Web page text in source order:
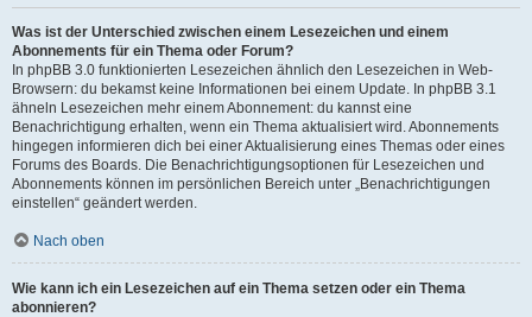
Was ist der Unterschied zwischen einem Lesezeichen und einem
Abonnements für ein Thema oder Forum?
In phpBB 3.0 funktionierten Lesezeichen ähnlich den Lesezeichen in Web-
Browsern: du bekamst keine Informationen bei einem Update. In phpBB 3.1
ähneln Lesezeichen mehr einem Abonnement: du kannst eine
Benachrichtigung erhalten, wenn ein Thema aktualisiert wird. Abonnements
hingegen informieren dich bei einer Aktualisierung eines Themas oder eines
Forums des Boards. Die Benachrichtigungsoptionen für Lesezeichen und
Abonnements können im persönlichen Bereich unter „Benachrichtigungen
einstellen“ geändert werden.
Nach oben
Wie kann ich ein Lesezeichen auf ein Thema setzen oder ein Thema
abonnieren?